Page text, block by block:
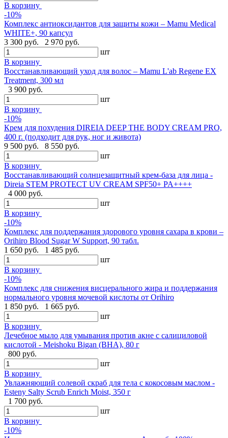
В корзину
-10%
Комплекс антиоксидантов для защиты кожи – Mamu Medical
WHITE+, 90 капсул
3 300 руб.
2 970 руб.
шт
В корзину
Восстанавливающий уход для волос – Mamu L'ab Regene EX
Treatment, 300 мл
3 900 руб.
шт
В корзину
-10%
Крем для похудения DIREIA DEEP THE BODY CREAM PRO,
400 г. (подходит для рук, ног и живота)
9 500 руб.
8 550 руб.
шт
В корзину
Восстанавливающий солнцезащитный крем-база для лица -
Direia STEM PROTECT UV CREAM SPF50+ PA++++
4 000 руб.
шт
В корзину
-10%
Комплекс для поддержания здорового уровня сахара в крови –
Orihiro Blood Sugar W Support, 90 табл.
1 650 руб.
1 485 руб.
шт
В корзину
-10%
Комплекс для снижения висцерального жира и поддержания
нормального уровня мочевой кислоты от Orihiro
1 850 руб.
1 665 руб.
шт
В корзину
Лечебное мыло для умывания против акне с салициловой
кислотой - Meishoku Bigan (BHA), 80 г
800 руб.
шт
В корзину
Увлажняющий солевой скраб для тела с кокосовым маслом -
Esteny Salty Scrub Enrich Moist, 350 г
1 700 руб.
шт
В корзину
-10%